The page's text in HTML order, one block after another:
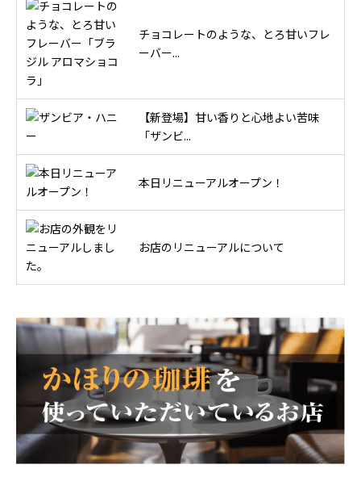
チョコレートのような、とろ甘いフレ
ーバー...
【新登場】甘い香りと心地よい苦味
「ザンビ...
本日リニューアルオープン！
お店のリニューアルについて